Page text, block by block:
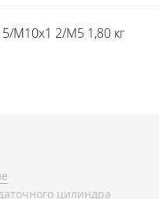
M10x1 2/M5 1,80 кг
цилиндра